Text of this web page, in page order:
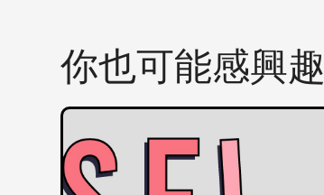
你也可能感興趣